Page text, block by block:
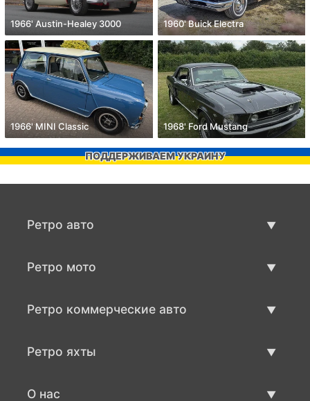
1966' Austin-Healey 3000 1960' Buick Electra
1966' MINI Classic 1968' Ford Mustang
ПОДДЕРЖИВАЕМ УКРАИНУ
Ретро авто
Ретро мото
Ретро коммерческие авто
Ретро яхты
О нас